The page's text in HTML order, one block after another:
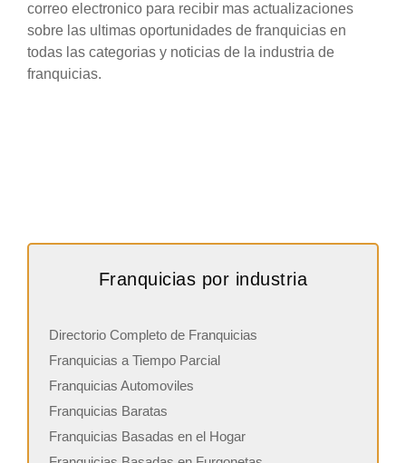
correo electronico para recibir mas actualizaciones
sobre las ultimas oportunidades de franquicias en
todas las categorias y noticias de la industria de
franquicias.
Franquicias por industria
Directorio Completo de Franquicias
Franquicias a Tiempo Parcial
Franquicias Automoviles
Franquicias Baratas
Franquicias Basadas en el Hogar